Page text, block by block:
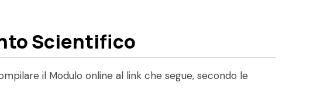
Scientifico
il Modulo online al link che segue, secondo le